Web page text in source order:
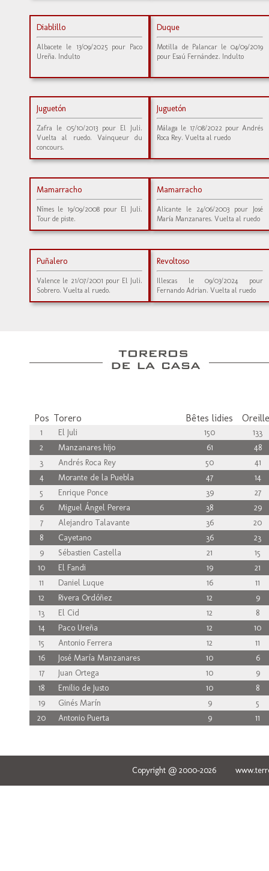
Diablillo
Albacete le 13/09/2025 pour Paco
Ureña. Indulto
Duque
Motilla de Palancar le 04/09/2019
pour Esaú Fernández. Indulto
Juguetón
Zafra le 05/10/2013 pour El Juli.
Vuelta al ruedo. Vainqueur du
concours.
Juguetón
Málaga le 17/08/2022 pour Andrés
Roca Rey. Vuelta al ruedo
Mamarracho
Nîmes le 19/09/2008 pour El Juli.
Tour de piste.
Mamarracho
Alicante le 24/06/2003 pour José
María Manzanares. Vuelta al ruedo
Puñalero
Valence le 21/07/2001 pour El Juli.
Sobrero. Vuelta al ruedo.
Revoltoso
Illescas le 09/03/2024 pour
Fernando Adrian. Vuelta al ruedo
Pos Torero Bêtes lidies
1 El Juli 150
133
2
Manzanares hijo 61
48
3
Andrés Roca Rey 50
41
4
Morante de la Puebla 47
14
5
Enrique Ponce 39
27
6
Miguel Ángel Perera 38
29
7
Alejandro Talavante 36
20
8
Cayetano 36
23
9
Sébastien Castella 21
15
10
El Fandi 19
21
11
Daniel Luque 16
11
12
Rivera Ordóñez 12
9
13
El Cid 12
8
14
Paco Ureña 12
10
15
Antonio Ferrera 12
11
16
José María Manzanares 10
6
17
Juan Ortega 10
9
18
Emilio de Justo 10
8
19
Ginés Marín 9
5
20
Antonio Puerta 9 11
Copyright @ 2000-2026